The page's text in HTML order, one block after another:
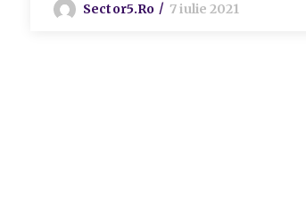
Sector5.ro 7 iulie 2021